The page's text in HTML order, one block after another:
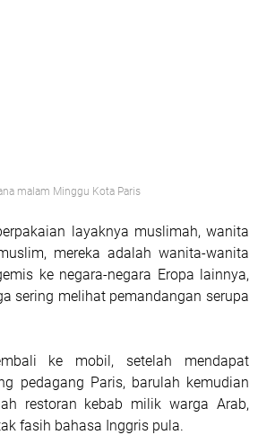
malam Minggu Kota Paris
layaknya muslimah, wanita
mereka adalah wanita-wanita
ke negara-negara Eropa lainnya,
sering melihat pemandangan serupa
ke mobil, setelah mendapat
pedagang Paris, barulah kemudian
restoran kebab milik warga Arab,
fasih bahasa Inggris pula.